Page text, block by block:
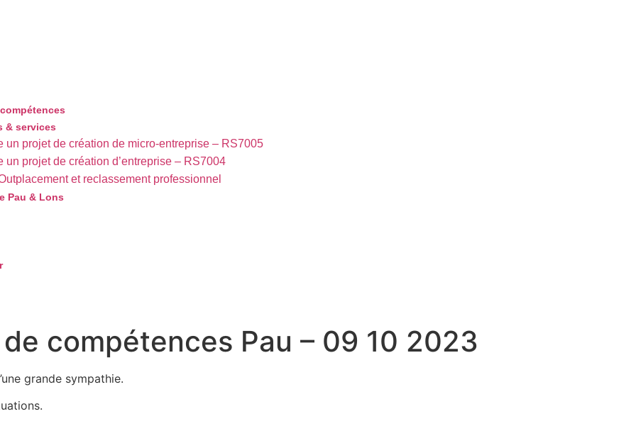
& services
un projet de création de micro-entreprise – RS7005
un projet de création d’entreprise – RS7004
et reclassement professionnel
Pau & Lons
compétences Pau – 09 10 2023
grande sympathie.